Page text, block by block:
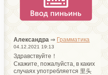
Александра ⇒ Грамматика
04.12.2021 19:13
Здравствуйте！
Cкажите, пожалуйста, в каких
случаях употребляется 里头